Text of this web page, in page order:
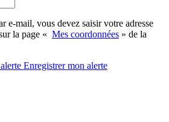
e-mail, vous devez saisir votre adresse
la page « Mes coordonnées » de la
Enregistrermon alerte